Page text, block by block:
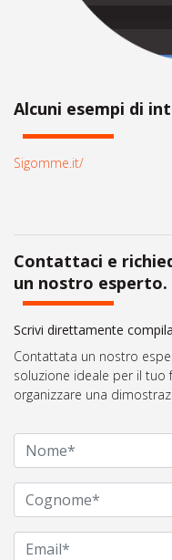
Alcuni esempi di
Sigomme.it/
Contattaci e
un nostro esperto.
Scrivi direttamente
Contattata un nostro
soluzione ideale per il tuo
organizzare una